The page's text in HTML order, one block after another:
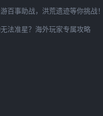
法准星？海外玩家专属攻略